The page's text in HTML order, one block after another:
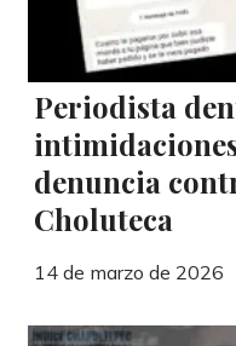
Periodista
denuncia
Choluteca
14 de marzo de 2026